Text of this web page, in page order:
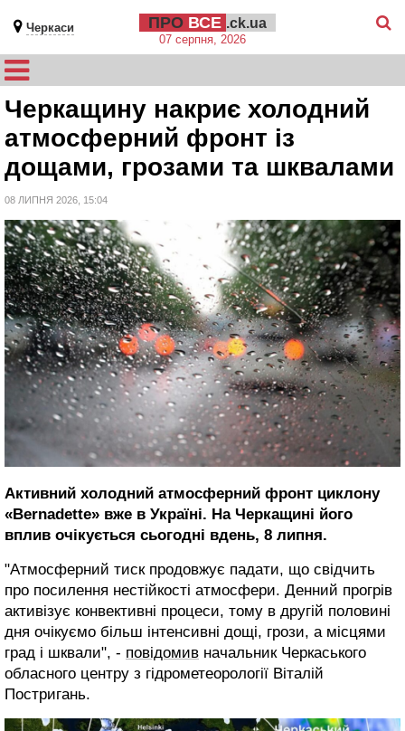
Черкаси ПРО ВСЕ .ck.ua
07 серпня, 2026
Черкащину накриє холодний
атмосферний фронт із
дощами, грозами та шквалами
08 ЛИПНЯ 2026, 15:04
Активний холодний атмосферний фронт циклону
«Bernadette» вже в Україні. На Черкащині його
вплив очікується сьогодні вдень, 8 липня.
"Атмосферний тиск продовжує падати, що свідчить
про посилення нестійкості атмосфери. Денний прогрів
активізує конвективні процеси, тому в другій половині
дня очікуємо більш інтенсивні дощі, грози, а місцями
град і шквали", - повідомив начальник Черкаського
обласного центру з гідрометеорології Віталій
Постригань.